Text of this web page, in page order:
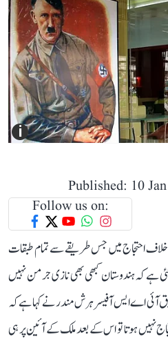
i
Published: 10
Follow us on:
احتجاج میں جس طریقے سے تمام طبقات
کہ ہندوستان کبھی بھی نازی جرمن نہیں
آئی اے ایس آفیسر ہرش مندر نے کہا ہے کہ
نہیں ہو تا تو اس کے بعد ملک کے آئین پر ہی